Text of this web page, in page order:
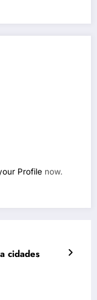
Profile now.
cidades